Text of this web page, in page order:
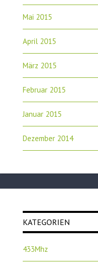
Mai 2015
April 2015
März 2015
Februar 2015
Januar 2015
Dezember 2014
KATEGORIEN
433Mhz